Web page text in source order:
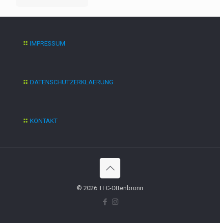
IMPRESSUM
DATENSCHUTZERKLAERUNG
KONTAKT
© 2026 TTC-Ottenbronn